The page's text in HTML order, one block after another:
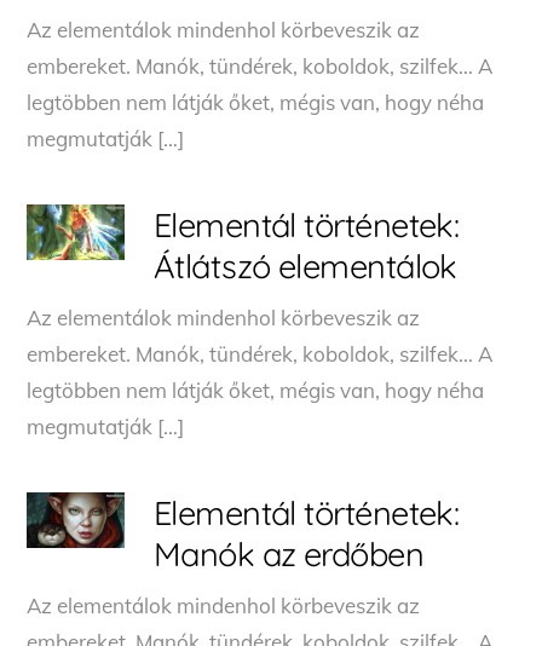
Az elementálok mindenhol körbeveszik az
embereket. Manók, tündérek, koboldok, szilfek… A
legtöbben nem látják őket, mégis van, hogy néha
megmutatják […]
Elementál történetek:
Átlátszó elementálok
Az elementálok mindenhol körbeveszik az
embereket. Manók, tündérek, koboldok, szilfek… A
legtöbben nem látják őket, mégis van, hogy néha
megmutatják […]
Elementál történetek:
Manók az erdőben
Az elementálok mindenhol körbeveszik az